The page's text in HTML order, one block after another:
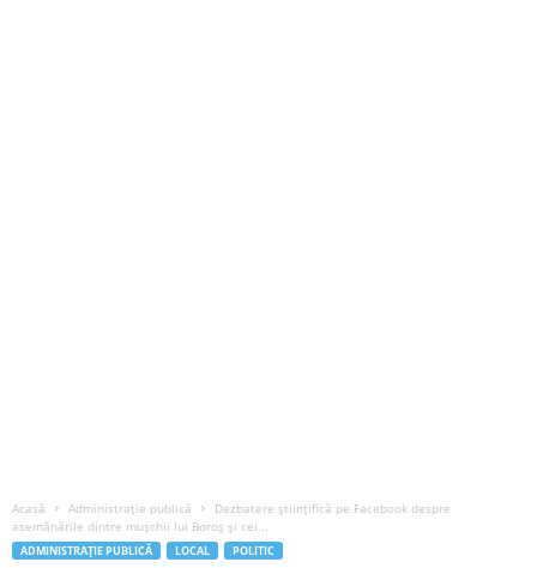
Acasă Administrație publică
Dezbatere științifică pe Facebook despre
asemănările dintre mușchii lui Boroș și cei...
ADMINISTRAȚIE PUBLICĂ LOCAL POLITIC